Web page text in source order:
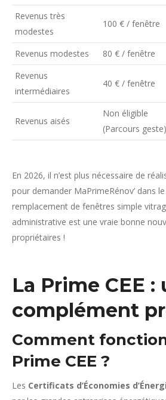
Revenus très
modestes
100 € / fenêtre
Revenus modestes 80 € / fenêtre
Revenus
intermédiaires
40 € / fenêtre
Revenus aisés
Non éligible
(Parcours geste)
En 2026, il n’est plus nécessaire de
pour demander MaPrimeRénov’ dans
remplacement de fenêtres simple
administrative est une vraie bonne
propriétaires !
La Prime CEE :
complément
Comment
Prime CEE ?
Les Certificats d’Économies